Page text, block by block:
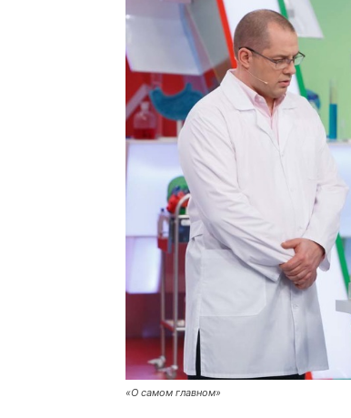
«О самом главном»